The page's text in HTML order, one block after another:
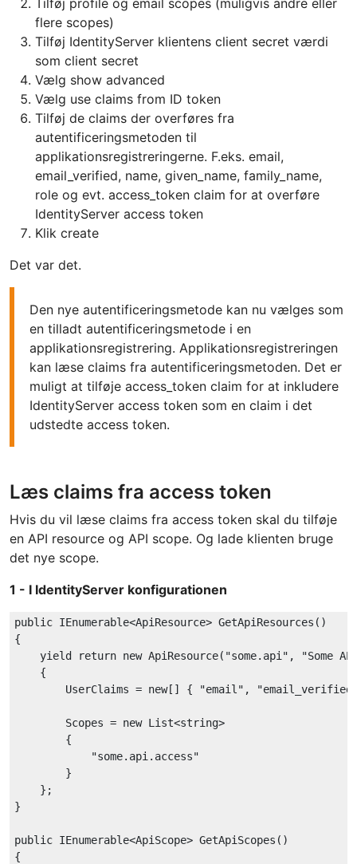
flere scopes)
Tilføj IdentityServer klientens client secret værdi
som client secret
Vælg show advanced
Vælg use claims from ID token
Tilføj de claims der overføres fra
autentificeringsmetoden til
applikationsregistreringerne. F.eks. email,
email_verified, name, given_name, family_name,
role og evt. access_token claim for at overføre
IdentityServer access token
Klik create
Det var det.
Den nye autentificeringsmetode kan nu vælges som
en tilladt autentificeringsmetode i en
applikationsregistrering. Applikationsregistreringen
kan læse claims fra autentificeringsmetoden. Det er
muligt at tilføje access_token claim for at inkludere
IdentityServer access token som en claim i det
udstedte access token.
Læs claims fra access token
Hvis du vil læse claims fra access token skal du tilføje
en API resource og API scope. Og lade klienten bruge
det nye scope.
1 - I IdentityServer konfigurationen
public IEnumerable<ApiResource> GetApiResources()
{
yield
return new ApiResource( "some.api" ,
"Some
{
        UserClaims =
new[] { "email" ,
        Scopes =
new List<string>
        {
"some.api.access"
        }
    };
}
public IEnumerable<ApiScope> GetApiScopes()
{